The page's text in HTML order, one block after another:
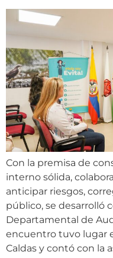
Con la premisa de
interno sólida,
anticipar riesgos,
público, se desarrolló
Departamental de
encuentro tuvo lugar
Caldas y contó con la